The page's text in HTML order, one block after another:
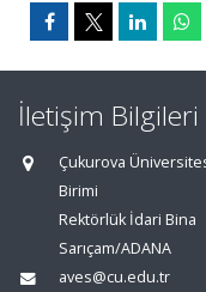
İletişim Bilgileri
Çukurova
Birimi
Rektörlük İdari Bina
Sarıçam/ADANA
aves@cu.edu.tr